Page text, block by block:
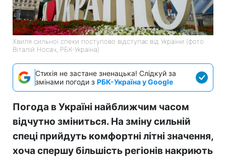
Хвиля сильної спеки поступово відступає від України (фото:
Віталій Носач, РБК-Україна)
Стихія не застане зненацька! Слідкуй за
змінами погоди з РБК-Україна у Google
Погода в Україні найближчим часом
відчутно зміниться. На зміну сильній
спеці прийдуть комфортні літні значення,
хоча спершу більшість регіонів накриють